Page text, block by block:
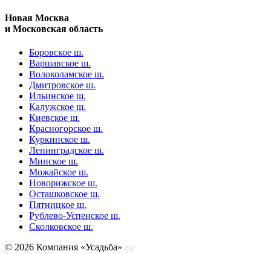
Новая Москва
и Московская область
Боровское ш.
Варшавское ш.
Волоколамское ш.
Дмитровское ш.
Ильинское ш.
Калужское ш.
Киевское ш.
Красногорское ш.
Куркинское ш.
Ленинградское ш.
Минское ш.
Можайское ш.
Новорижское ш.
Осташковское ш.
Пятницкое ш.
Рублево-Успенское ш.
Сколковское ш.
© 2026 Компания «Усадьба» ag